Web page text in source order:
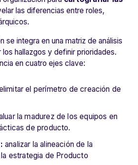
las diferencias entre roles,
se integra en una matriz de análisis
hallazgos y definir prioridades.
en cuatro ejes clave:
el perímetro de creación de
la madurez de los equipos en
de producto.
analizar la alineación de la
estrategia de Producto